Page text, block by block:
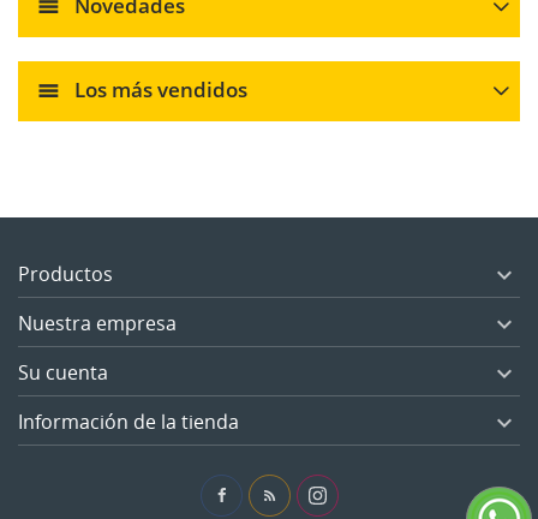
Los más vendidos
Productos 
Nuestra empresa 
Su cuenta 
Información de la tienda 
Facebook
Rss Instagram